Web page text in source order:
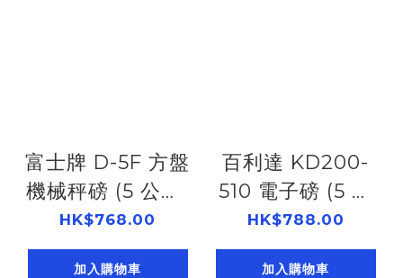
富士牌 D-5F 方盤
機械秤磅 (5 公斤)
505515000
HK$768.00
加入購物車
百利達 KD200-
510 電子磅 (5 公
斤) 505514200
HK$788.00
加入購物車